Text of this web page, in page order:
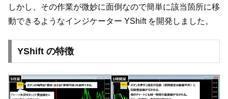
しかし、その作業が微妙に面倒なので簡単に該当箇所に移
動できるようなインジケーター YShift を開発しました。
YShift の特徴